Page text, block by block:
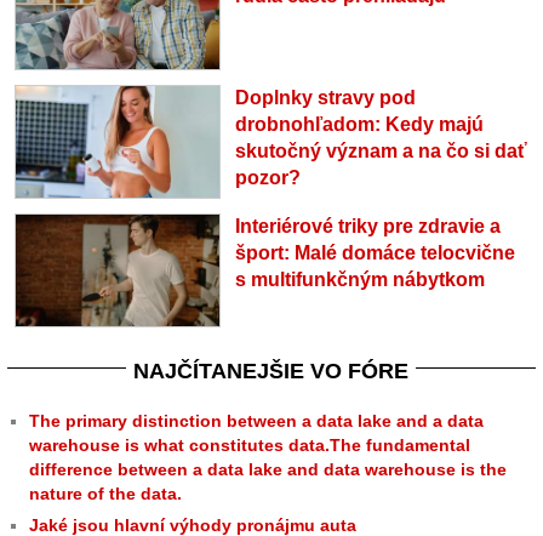
Doplnky stravy pod
drobnohľadom: Kedy majú
skutočný význam a na čo si dať
pozor?
Interiérové triky pre zdravie a
šport: Malé domáce telocvične
s multifunkčným nábytkom
NAJČÍTANEJŠIE VO FÓRE
The primary distinction between a data lake and a data
warehouse is what constitutes data.The fundamental
difference between a data lake and data warehouse is the
nature of the data.
Jaké jsou hlavní výhody pronájmu auta